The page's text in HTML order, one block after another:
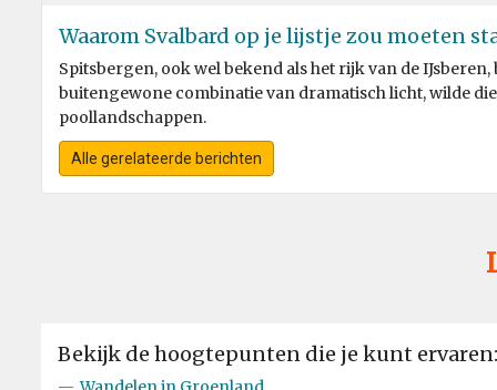
Waarom Svalbard op je lijstje zou moeten
Spitsbergen, ook wel bekend als het rijk van de
buitengewone combinatie van dramatisch licht, wilde
poollandschappen.
Alle gerelateerde berichten
Bekijk de hoogtepunten die je kunt ervaren: